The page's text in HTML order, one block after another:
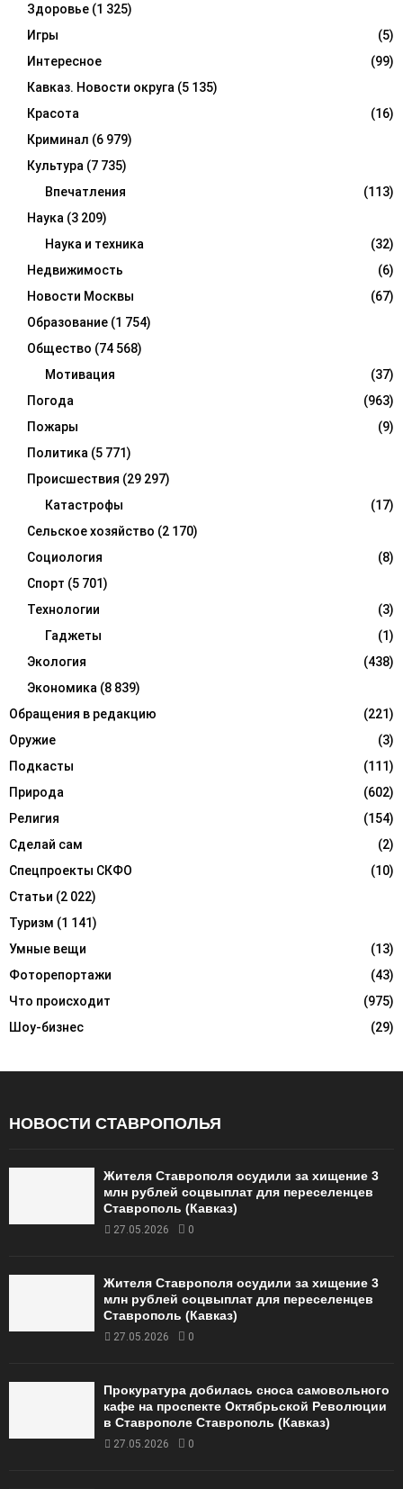
Здоровье (1 325)
Игры
(5)
Интересное
(99)
Кавказ. Новости округа (5 135)
Красота
(16)
Криминал (6 979)
Культура (7 735)
Впечатления
(113)
Наука (3 209)
Наука и техника
(32)
Недвижимость
(6)
Новости Москвы
(67)
Образование (1 754)
Общество (74 568)
Мотивация
(37)
Погода
(963)
Пожары
(9)
Политика (5 771)
Происшествия (29 297)
Катастрофы
(17)
Сельское хозяйство (2 170)
Социология
(8)
Спорт (5 701)
Технологии
(3)
Гаджеты
(1)
Экология
(438)
Экономика (8 839)
Обращения в редакцию
(221)
Оружие
(3)
Подкасты
(111)
Природа
(602)
Религия
(154)
Сделай сам
(2)
Спецпроекты СКФО
(10)
Статьи (2 022)
Туризм (1 141)
Умные вещи
(13)
Фоторепортажи
(43)
Что происходит
(975)
Шоу-бизнес
(29)
НОВОСТИ СТАВРОПОЛЬЯ
Жителя Ставрополя осудили за хищение 3
млн рублей соцвыплат для переселенцев
Ставрополь (Кавказ)
27.05.2026 0
Жителя Ставрополя осудили за хищение 3
млн рублей соцвыплат для переселенцев
Ставрополь (Кавказ)
27.05.2026 0
Прокуратура добилась сноса самовольного
кафе на проспекте Октябрьской Революции
в Ставрополе Ставрополь (Кавказ)
27.05.2026 0